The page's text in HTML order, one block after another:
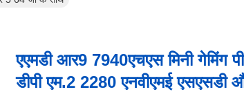
एएमडी आर9 7940एचएस मिनी गेमिंग
डीपी एम.2 2280 एनवीएमई एसएसडी